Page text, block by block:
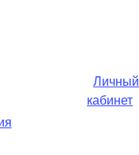
Личный
кабинет